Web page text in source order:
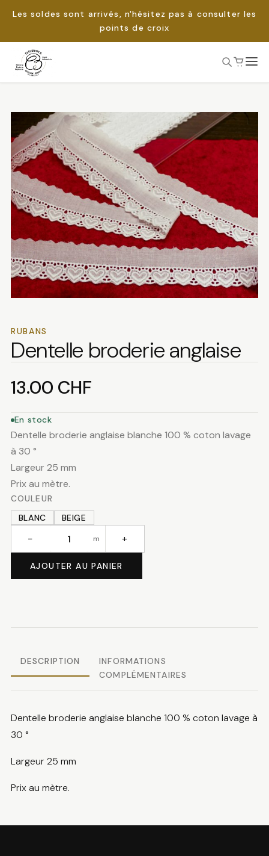
Les soldes sont arrivés, n'hésitez pas à consulter les
points de croix
Passer
RUBANS
Dentelle broderie anglaise
13.00 CHF
En stock
Dentelle broderie anglaise blanche 100 % coton lavage
à 30 °
Largeur 25 mm
Prix au mètre.
COULEUR
BLANC
BEIGE
Dentelle
− m +
AJOUTER AU PANIER
DESCRIPTION
INFORMATIONS
COMPLÉMENTAIRES
Dentelle broderie anglaise blanche 100 % coton lavage à
30 °
Largeur 25 mm
Prix au mètre.